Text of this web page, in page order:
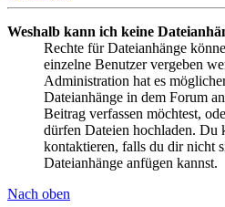
Weshalb kann ich keine
Rechte für Dateianhänge
einzelne Benutzer vergeben
Administration hat es
Dateianhänge in dem Forum
Beitrag verfassen möchtest,
dürfen Dateien hochladen. Du
kontaktieren, falls du dir nicht
Dateianhänge anfügen kannst.
Nach oben